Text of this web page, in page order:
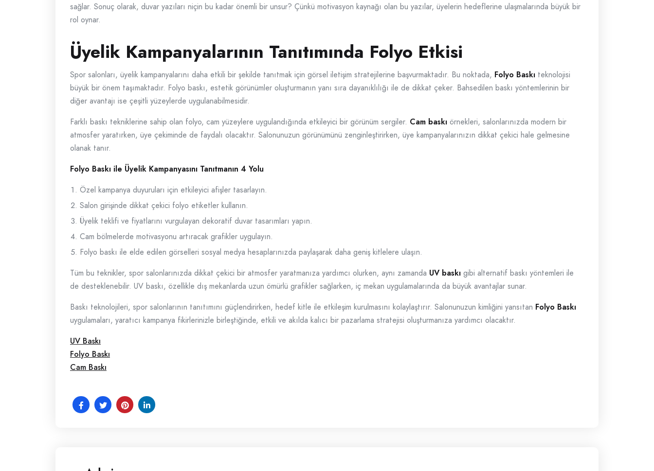
sağlar. Sonuç olarak, duvar yazıları niçin bu kadar önemli bir unsur? Çünkü motivasyon kaynağı olan bu yazılar, üyelerin hedeflerine ulaşmalarında büyük bir
rol oynar.
Üyelik Kampanyalarının Tanıtımında Folyo Etkisi
Spor salonları, üyelik kampanyalarını daha etkili bir şekilde tanıtmak için görsel iletişim stratejilerine başvurmaktadır. Bu noktada, Folyo Baskı teknolojisi
büyük bir önem taşımaktadır. Folyo baskı, estetik görünümler oluşturmanın yanı sıra dayanıklılığı ile de dikkat çeker. Bahsedilen baskı yöntemlerinin bir
diğer avantajı ise çeşitli yüzeylerde uygulanabilmesidir.
Farklı baskı tekniklerine sahip olan folyo, cam yüzeylere uygulandığında etkileyici bir görünüm sergiler. Cam baskı örnekleri, salonlarınızda modern bir
atmosfer yaratırken, üye çekiminde de faydalı olacaktır. Salonunuzun görünümünü zenginleştirirken, üye kampanyalarınızın dikkat çekici hale gelmesine
olanak tanır.
Folyo Baskı ile Üyelik Kampanyasını Tanıtmanın 4 Yolu
Özel kampanya duyuruları için etkileyici afişler tasarlayın.
Salon girişinde dikkat çekici folyo etiketler kullanın.
Üyelik teklifi ve fiyatlarını vurgulayan dekoratif duvar tasarımları yapın.
Cam bölmelerde motivasyonu artıracak grafikler uygulayın.
Folyo baskı ile elde edilen görselleri sosyal medya hesaplarınızda paylaşarak daha geniş kitlelere ulaşın.
Tüm bu teknikler, spor salonlarınızda dikkat çekici bir atmosfer yaratmanıza yardımcı olurken, aynı zamanda UV baskı gibi alternatif baskı yöntemleri ile
de desteklenebilir. UV baskı, özellikle dış mekanlarda uzun ömürlü grafikler sağlarken, iç mekan uygulamalarında da büyük avantajlar sunar.
Baskı teknolojileri, spor salonlarının tanıtımını güçlendirirken, hedef kitle ile etkileşim kurulmasını kolaylaştırır. Salonunuzun kimliğini yansıtan Folyo Baskı
uygulamaları, yaratıcı kampanya fikirlerinizle birleştiğinde, etkili ve akılda kalıcı bir pazarlama stratejisi oluşturmanıza yardımcı olacaktır.
UV Baskı
Folyo Baskı
Cam Baskı